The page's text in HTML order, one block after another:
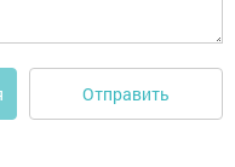
Отправить